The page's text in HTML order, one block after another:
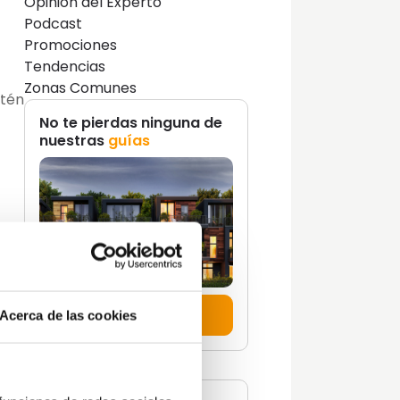
Acerca de las cookies
Podcast
Promociones
Tendencias
Zonas Comunes
No te pierdas ninguna de
nuestras guías
Descúbrelas aquí